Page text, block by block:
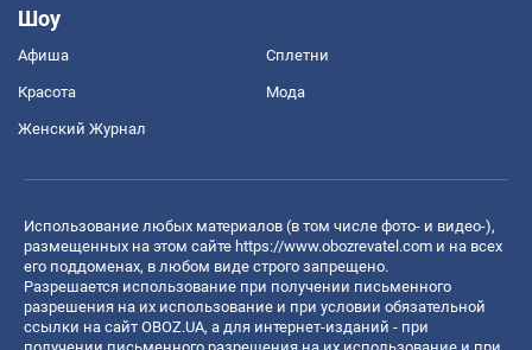
Шоу
Афиша Сплетни
Красота Мода
Женский Журнал
Использование любых материалов (в том числе фото- и видео-),
размещенных на этом сайте https://www.obozrevatel.com и на всех
его поддоменах, в любом виде строго запрещено.
Разрешается использование при получении письменного
разрешения на их использование и при условии обязательной
ссылки на сайт OBOZ.UA, а для интернет-изданий - при